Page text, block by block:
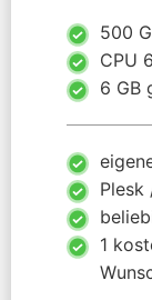
500
CPU
6 GB
Plesk
1